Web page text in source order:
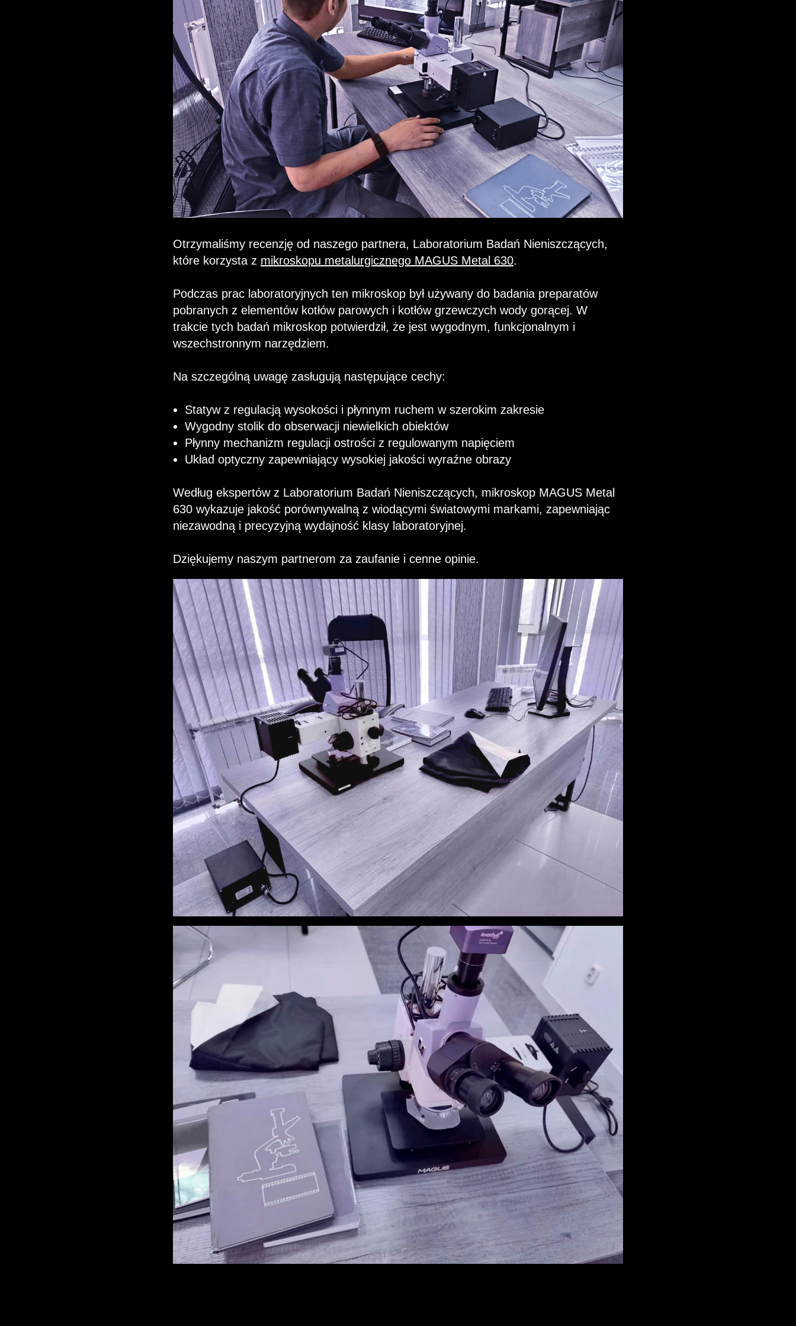
Otrzymaliśmy recenzję od naszego partnera, Laboratorium Badań Nieniszczących,
które korzysta z mikroskopu metalurgicznego MAGUS Metal 630.
Podczas prac laboratoryjnych ten mikroskop był używany do badania preparatów
pobranych z elementów kotłów parowych i kotłów grzewczych wody gorącej. W
trakcie tych badań mikroskop potwierdził, że jest wygodnym, funkcjonalnym i
wszechstronnym narzędziem.
Na szczególną uwagę zasługują następujące cechy:
Statyw z regulacją wysokości i płynnym ruchem w szerokim zakresie
Wygodny stolik do obserwacji niewielkich obiektów
Płynny mechanizm regulacji ostrości z regulowanym napięciem
Układ optyczny zapewniający wysokiej jakości wyraźne obrazy
Według ekspertów z Laboratorium Badań Nieniszczących, mikroskop MAGUS Metal
630 wykazuje jakość porównywalną z wiodącymi światowymi markami, zapewniając
niezawodną i precyzyjną wydajność klasy laboratoryjnej.
Dziękujemy naszym partnerom za zaufanie i cenne opinie.